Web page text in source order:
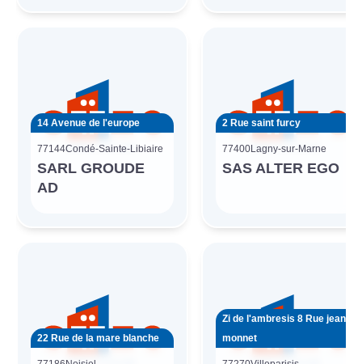
14 Avenue de l'europe
77144Condé-Sainte-Libiaire
SARL GROUDE
AD
2 Rue saint furcy
77400Lagny-sur-Marne
SAS ALTER EGO
22 Rue de la mare blanche
Zi de l'ambresis 8 Rue jean
monnet